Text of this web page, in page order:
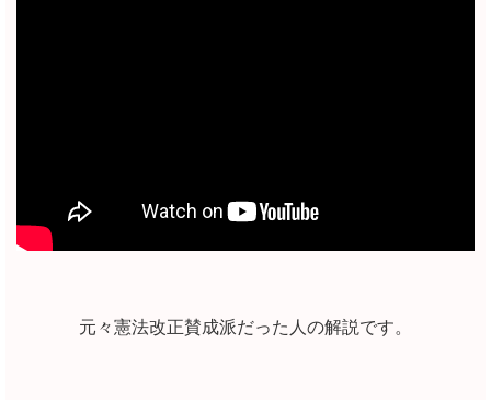
元々憲法改正賛成派だった人の解説です。